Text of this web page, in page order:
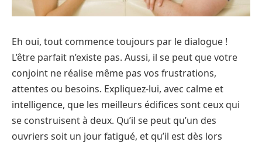
Eh oui, tout commence toujours par le dialogue !
L’être parfait n’existe pas. Aussi, il se peut que votre
conjoint ne réalise même pas vos frustrations,
attentes ou besoins. Expliquez-lui, avec calme et
intelligence, que les meilleurs édifices sont ceux qui
se construisent à deux. Qu’il se peut qu’un des
ouvriers soit un jour fatigué, et qu’il est dès lors